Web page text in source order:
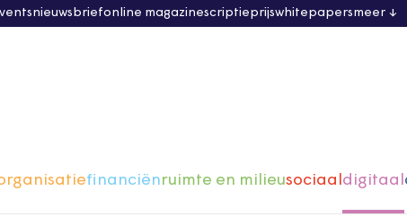
nieuwsbriefonline magazinescriptieprijswhitepapersmeer
financiënruimte en milieusociaaldigitaal